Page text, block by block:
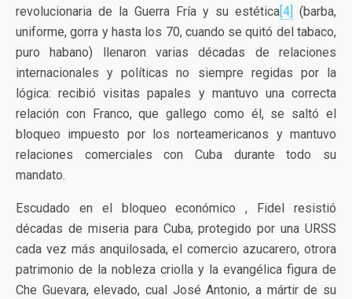
revolucionaria de la Guerra Fría y su estética [4]
(barba,
uniforme, gorra y hasta los 70, cuando se quitó del tabaco,
puro habano) llenaron varias décadas de relaciones
internacionales y políticas no siempre regidas por la
lógica: recibió visitas papales y mantuvo una correcta
relación con Franco, que gallego como él, se saltó el
bloqueo impuesto por los norteamericanos y mantuvo
relaciones comerciales con Cuba durante todo su
mandato.
Escudado en el bloqueo económico , Fidel resistió
décadas de miseria para Cuba, protegido por una URSS
cada vez más anquilosada, el comercio azucarero, otrora
patrimonio de la nobleza criolla y la evangélica figura de
Che Guevara, elevado, cual José Antonio, a mártir de su